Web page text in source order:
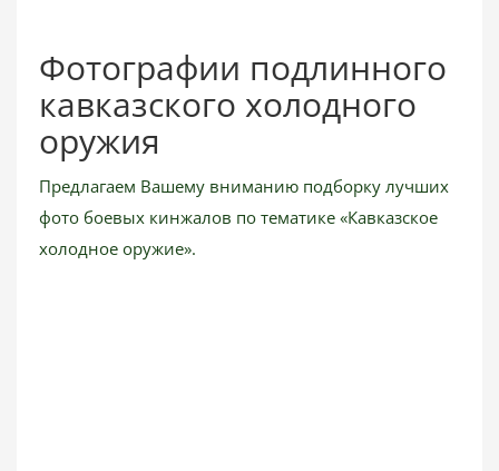
Фотографии подлинного
кавказского холодного
оружия
Предлагаем Вашему вниманию подборку лучших
фото боевых кинжалов по тематике «Кавказское
холодное оружие».